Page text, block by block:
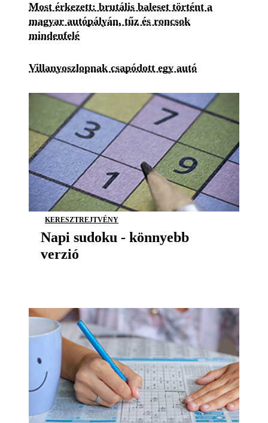
Most érkezett: brutális baleset történt a
magyar autópályán, tűz és roncsok
mindenfelé
Villanyoszlopnak csapódott egy autó
KERESZTREJTVÉNY
Napi sudoku - könnyebb
verzió